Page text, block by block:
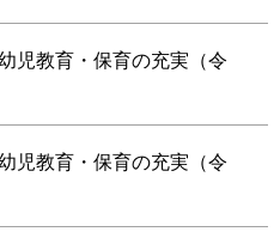
児教育・保育の充実（令
児教育・保育の充実（令